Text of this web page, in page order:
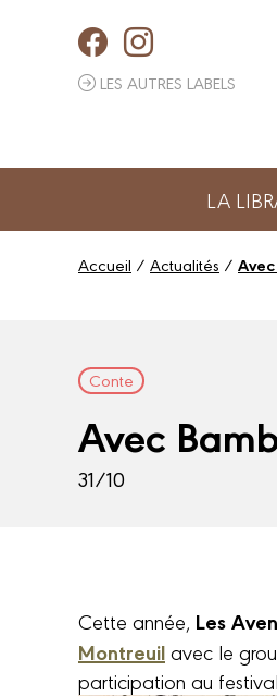
LES AUTRES LABELS
LA
Accueil / Actualités /
Conte
Avec
31/10
Cette année, Les
Montreuilavec le
participation au